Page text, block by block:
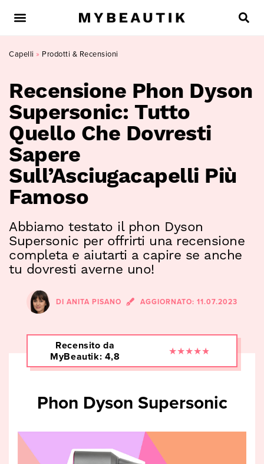
Capelli » Prodotti & Recensioni
Recensione Phon Dyson
Supersonic: Tutto
Quello Che Dovresti
Sapere
Sull’Asciugacapelli Più
Famoso
Abbiamo testato il phon Dyson
Supersonic per offrirti una recensione
completa e aiutarti a capire se anche
tu dovresti averne uno!
DI ANITA PISANO AGGIORNATO: 11.07.2023
Recensito da
MyBeautik: 4,8
★★★★★
Phon Dyson Supersonic